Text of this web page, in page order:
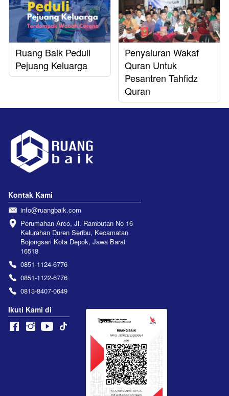
Ruang Baik Peduli
Pejuang Keluarga
Penyaluran Wakaf
Quran Untuk
Pesantren Tahfidz
Quran
Kontak Kami
info@ruangbaik.com
Perumahan Arco, Jl. Rambutan No 16
Kelurahan Duren Seribu, Kecamatan
Bojongsari Kota Depok, Jawa Barat
16518
0851-1124-6776
0851-1122-6776
0813-8407-0649
Ikuti Kami di